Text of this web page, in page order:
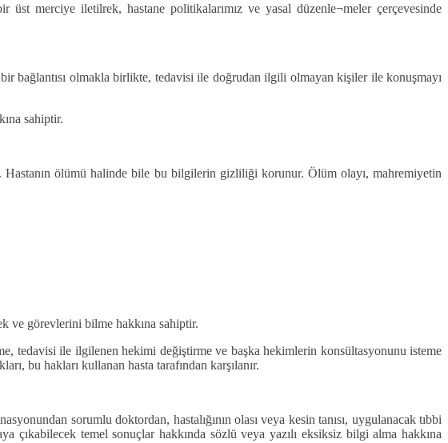
üst merciye iletilrek, hastane politikalarımız ve yasal düzenle¬meler çerçevesinde
bağlantısı olmakla birlikte, tedavisi ile doğrudan ilgili olmayan kişiler ile konuşmayı
sahiptir.
Hastanın ölümü halinde bile bu bilgilerin gizliliği korunur. Ölüm olayı, mahremiyetin
ve görevlerini bilme hakkına sahiptir.
tedavisi ile ilgilenen hekimi değiştirme ve başka hekimlerin konsültasyonunu isteme
bu hakları kullanan hasta tarafından karşılanır.
sorumlu doktordan, hastalığının olası veya kesin tanısı, uygulanacak tıbbi
çıkabilecek temel sonuçlar hakkında sözlü veya yazılı eksiksiz bilgi alma hakkına